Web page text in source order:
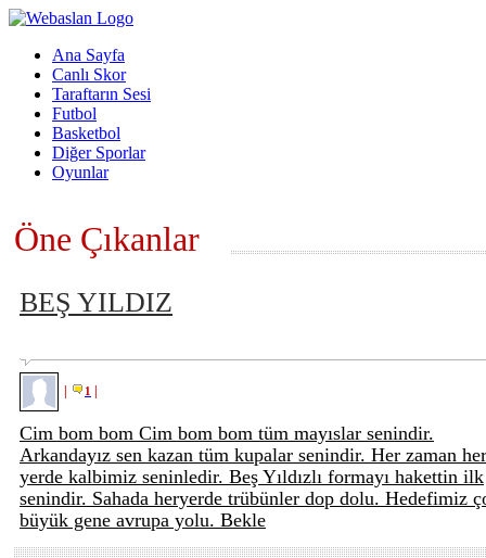
Ana Sayfa
Canlı Skor
Taraftarın Sesi
Futbol
Basketbol
Diğer Sporlar
Oyunlar
Öne Çıkanlar
BEŞ YILDIZ
1
Cim bom bom Cim bom bom tüm mayıslar senindir.
Arkandayız sen kazan tüm kupalar senindir. Her zaman her
yerde kalbimiz seninledir. Beş Yıldızlı formayı hakettin ilk
senindir. Sahada heryerde trübünler dop dolu. Hedefimiz
büyük gene avrupa yolu. Bekle